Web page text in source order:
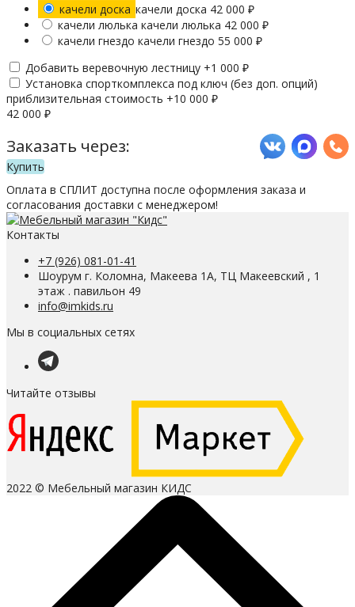
качели доска качели доска 42 000 ₽
качели люлька качели люлька 42 000 ₽
качели гнездо качели гнездо 55 000 ₽
Добавить веревочную лестницу +1 000 ₽
Установка спорткомплекса под ключ (без доп. опций)
приблизительная стоимость +10 000 ₽
42 000 ₽
Заказать через:
Купить
Оплата в СПЛИТ доступна после оформления заказа и
согласования доставки с менеджером!
Контакты
+7 (926) 081-01-41
Шоурум г. Коломна, Макеева 1А, ТЦ Макеевский , 1
этаж . павильон 49
info@imkids.ru
Мы в социальных сетях
Читайте отзывы
2022 © Мебельный магазин КИДС